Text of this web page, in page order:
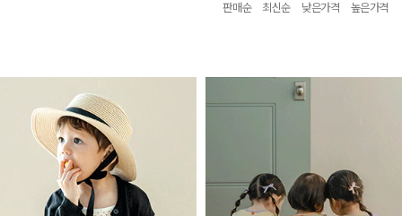
판매순 최신순 낮은가격 높은가격